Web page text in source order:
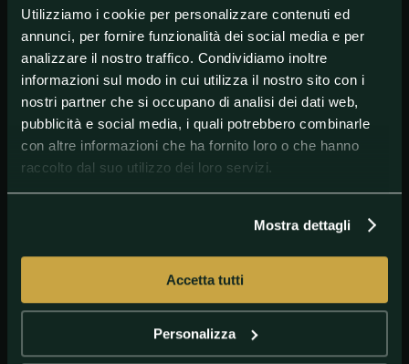
Utilizziamo i cookie per personalizzare contenuti ed
annunci, per fornire funzionalità dei social media e per
analizzare il nostro traffico. Condividiamo inoltre
informazioni sul modo in cui utilizza il nostro sito con i
nostri partner che si occupano di analisi dei dati web,
pubblicità e social media, i quali potrebbero combinarle
con altre informazioni che ha fornito loro o che hanno
raccolto dal suo utilizzo dei loro servizi.
Mostra dettagli
Accetta tutti
Personalizza
#Australia
#Inghilterra
#Japan
#Portogallo #Rugby
#RugbyUnion
#RugbyWorldCup
#Wales
Australia